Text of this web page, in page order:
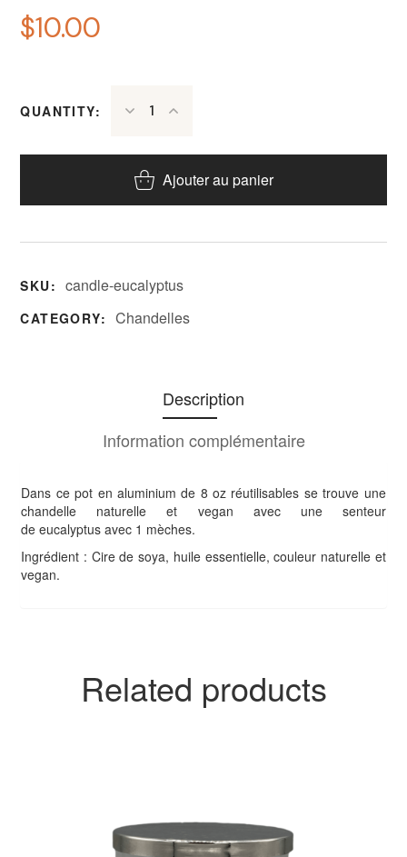
$10.00
QUANTITY:
Ajouter au panier
SKU: candle-eucalyptus
CATEGORY: Chandelles
Description
Information complémentaire
Dans ce pot en aluminium de 8 oz réutilisables setrouve une
chandelle naturelle et vegan avec une senteur
de eucalyptusavec 1 mèches.
Ingrédient : Cire de soya, huile essentielle, couleur naturelle et
vegan.
Related products